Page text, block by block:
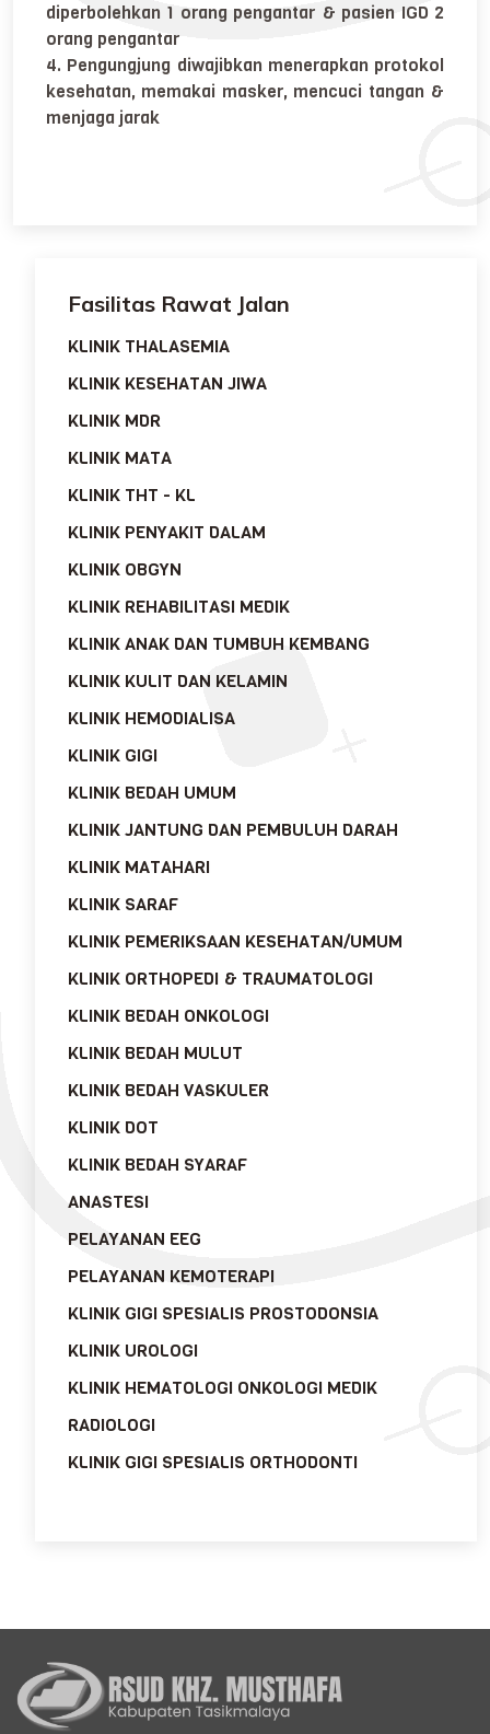
diperbolehkan 1 orang pengantar & pasien IGD 2
orang pengantar
4. Pengungjung diwajibkan menerapkan protokol
kesehatan, memakai masker, mencuci tangan &
menjaga jarak
Fasilitas Rawat Jalan
KLINIK THALASEMIA
KLINIK KESEHATAN JIWA
KLINIK MDR
KLINIK MATA
KLINIK THT - KL
KLINIK PENYAKIT DALAM
KLINIK OBGYN
KLINIK REHABILITASI MEDIK
KLINIK ANAK DAN TUMBUH KEMBANG
KLINIK KULIT DAN KELAMIN
KLINIK HEMODIALISA
KLINIK GIGI
KLINIK BEDAH UMUM
KLINIK JANTUNG DAN PEMBULUH DARAH
KLINIK MATAHARI
KLINIK SARAF
KLINIK PEMERIKSAAN KESEHATAN/UMUM
KLINIK ORTHOPEDI & TRAUMATOLOGI
KLINIK BEDAH ONKOLOGI
KLINIK BEDAH MULUT
KLINIK BEDAH VASKULER
KLINIK DOT
KLINIK BEDAH SYARAF
ANASTESI
PELAYANAN EEG
PELAYANAN KEMOTERAPI
KLINIK GIGI SPESIALIS PROSTODONSIA
KLINIK UROLOGI
KLINIK HEMATOLOGI ONKOLOGI MEDIK
RADIOLOGI
KLINIK GIGI SPESIALIS ORTHODONTI